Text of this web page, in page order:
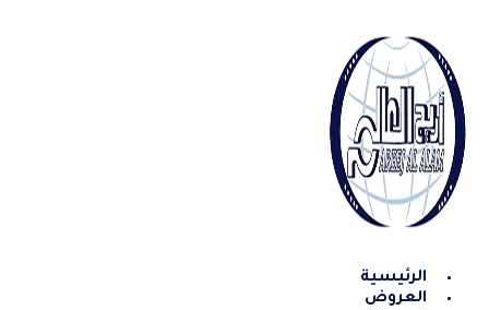
content
الرئيسية
العروض